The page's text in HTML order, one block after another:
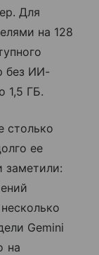
Для
на 128
без ИИ-
1,5 ГБ.
столько
ее
заметили:
Gemini
на